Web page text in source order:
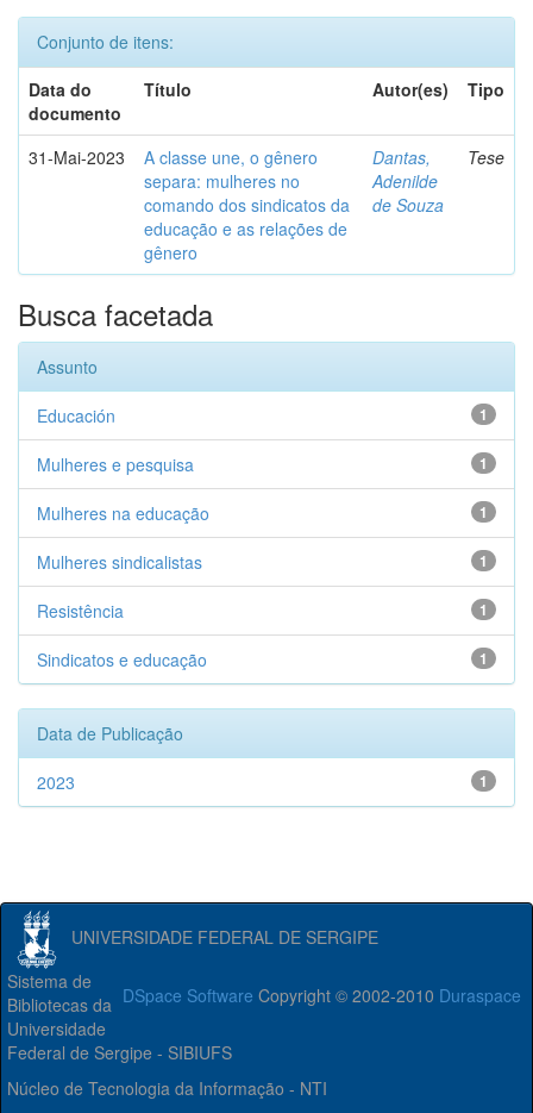
Conjunto de itens:
Data do
documento
Título Autor(es) Tipo
31-Mai-2023
A classe une, o gênero
separa: mulheres no
comando dos sindicatos da
educação e as relações de
gênero
Dantas,
Adenilde
de Souza
Tese
Busca facetada
Assunto
1
Educación
1
Mulheres e pesquisa
1
Mulheres na educação
1
Mulheres sindicalistas
1
Resistência
1
Sindicatos e educação
Data de Publicação
1
2023
UNIVERSIDADE FEDERAL DE SERGIPE
DSpace Software Copyright © 2002-2010 Duraspace
Sistema de
Bibliotecas da
Universidade
Federal de Sergipe - SIBIUFS
Núcleo de Tecnologia da Informação - NTI